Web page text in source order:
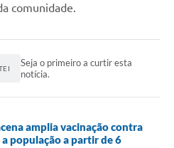
comunidade.
Seja o primeiro a curtir esta
notícia.
amplia vacinação contra
população a partir de 6